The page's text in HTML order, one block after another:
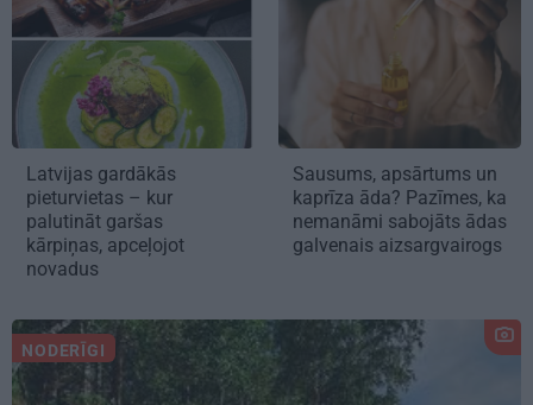
Latvijas gardākās
pieturvietas – kur
palutināt garšas
kārpiņas, apceļojot
novadus
Sausums, apsārtums un
kaprīza āda? Pazīmes, ka
nemanāmi sabojāts ādas
galvenais aizsargvairogs
NODERĪGI